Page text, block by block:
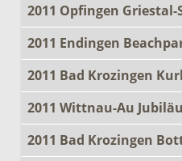
2011 Opfingen
2011 Endingen
2011 Bad Krozingen
2011 Wittnau-Au
2011 Bad Krozingen